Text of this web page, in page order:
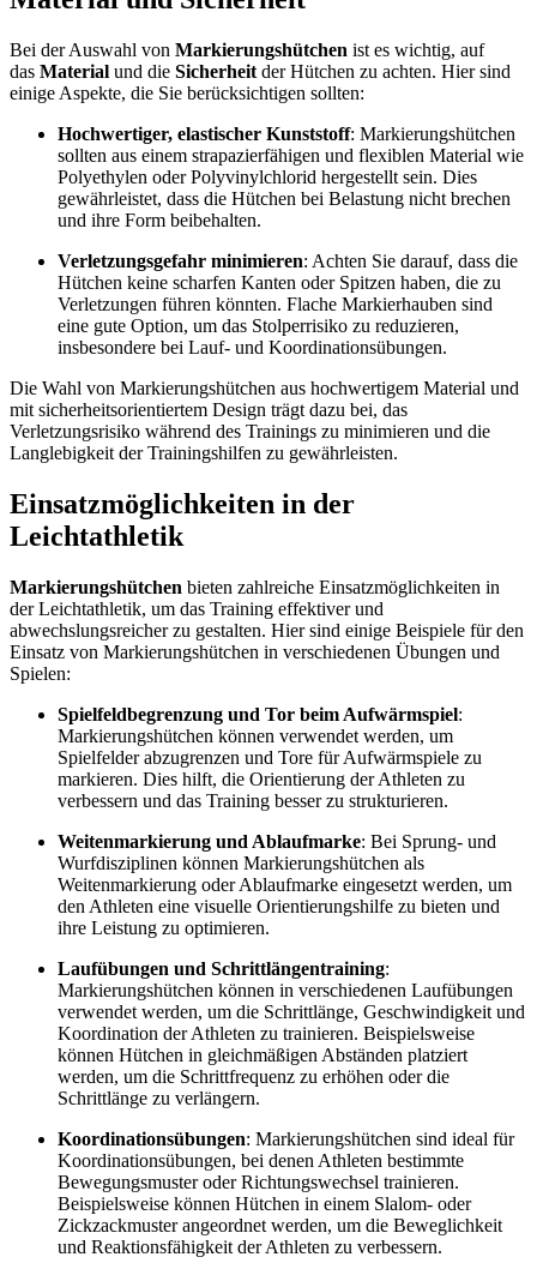
Bei der Auswahl von Markierungshütchen ist es wichtig, auf
das Material und die Sicherheit der Hütchen zu achten. Hier sind
einige Aspekte, die Sie berücksichtigen sollten:
Hochwertiger, elastischer Kunststoff: Markierungshütchen
sollten aus einem strapazierfähigen und flexiblen Material wie
Polyethylen oder Polyvinylchlorid hergestellt sein. Dies
gewährleistet, dass die Hütchen bei Belastung nicht brechen
und ihre Form beibehalten.
Verletzungsgefahr minimieren: Achten Sie darauf, dass die
Hütchen keine scharfen Kanten oder Spitzen haben, die zu
Verletzungen führen könnten. Flache Markierhauben sind
eine gute Option, um das Stolperrisiko zu reduzieren,
insbesondere bei Lauf- und Koordinationsübungen.
Die Wahl von Markierungshütchen aus hochwertigem Material und
mit sicherheitsorientiertem Design trägt dazu bei, das
Verletzungsrisiko während des Trainings zu minimieren und die
Langlebigkeit der Trainingshilfen zu gewährleisten.
Einsatzmöglichkeiten in der
Leichtathletik
Markierungshütchen bieten zahlreiche Einsatzmöglichkeiten in
der Leichtathletik, um das Training effektiver und
abwechslungsreicher zu gestalten. Hier sind einige Beispiele für den
Einsatz von Markierungshütchen in verschiedenen Übungen und
Spielen:
Spielfeldbegrenzung und Tor beim Aufwärmspiel:
Markierungshütchen können verwendet werden, um
Spielfelder abzugrenzen und Tore für Aufwärmspiele zu
markieren. Dies hilft, die Orientierung der Athleten zu
verbessern und das Training besser zu strukturieren.
Weitenmarkierung und Ablaufmarke: Bei Sprung- und
Wurfdisziplinen können Markierungshütchen als
Weitenmarkierung oder Ablaufmarke eingesetzt werden, um
den Athleten eine visuelle Orientierungshilfe zu bieten und
ihre Leistung zu optimieren.
Laufübungen und Schrittlängentraining:
Markierungshütchen können in verschiedenen Laufübungen
verwendet werden, um die Schrittlänge, Geschwindigkeit und
Koordination der Athleten zu trainieren. Beispielsweise
können Hütchen in gleichmäßigen Abständen platziert
werden, um die Schrittfrequenz zu erhöhen oder die
Schrittlänge zu verlängern.
Koordinationsübungen: Markierungshütchen sind ideal für
Koordinationsübungen, bei denen Athleten bestimmte
Bewegungsmuster oder Richtungswechsel trainieren.
Beispielsweise können Hütchen in einem Slalom- oder
Zickzackmuster angeordnet werden, um die Beweglichkeit
und Reaktionsfähigkeit der Athleten zu verbessern.